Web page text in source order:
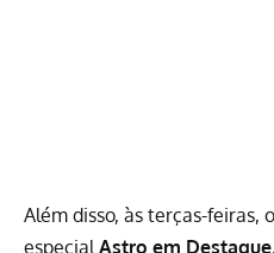
Além disso, às terças-feiras, o
especial Astro em Destaque